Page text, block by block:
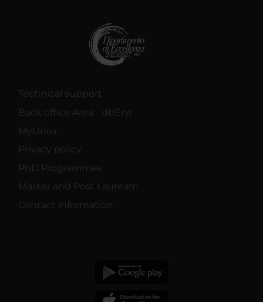
Technical support
Back office Area - dbErw
MyUnivr
Privacy policy
PhD Programmes
Master and Post Lauream
Contact information